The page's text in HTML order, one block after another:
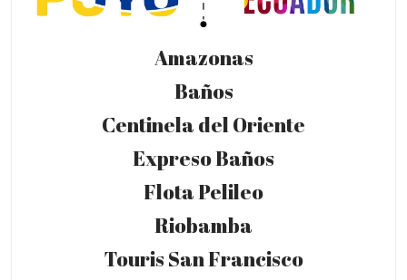
Amazonas
Baños
Centinela del Oriente
Expreso Baños
Flota Pelileo
Riobamba
Touris San Francisco